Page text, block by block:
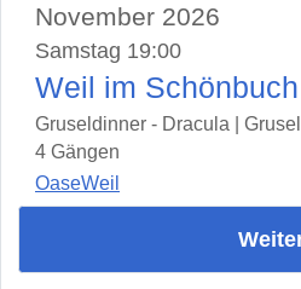
November 2026
Samstag 19:00
Weil im Schönbuch
Gruseldinner - Dracula |
4 Gängen
OaseWeil